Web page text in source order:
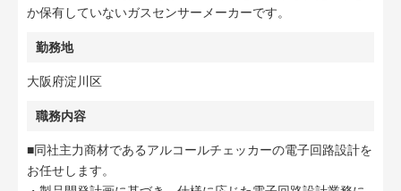
か保有していないガスセンサーメーカーです。
勤務地
大阪府淀川区
職務内容
■同社主力商材であるアルコールチェッカーの電子回路設計を
お任せします。